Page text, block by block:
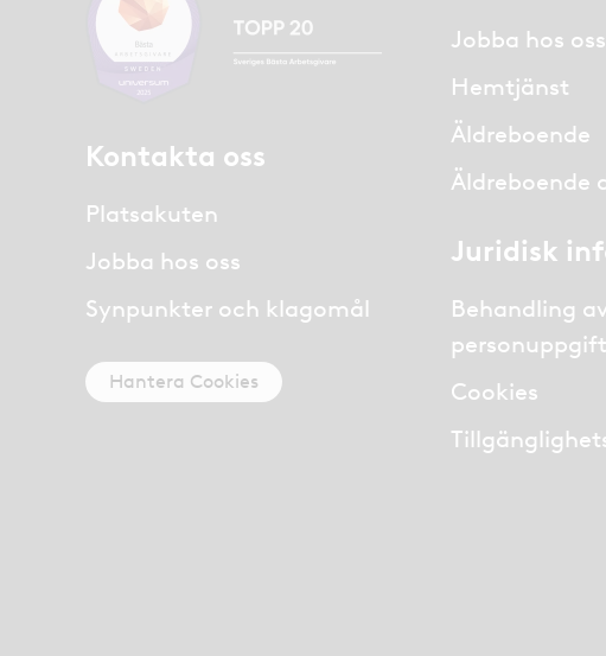
Kontakta oss
Platsakuten
Jobba hos oss
Synpunkter och klagomål
Hantera Cookies
Jobba hos oss
Hemtjänst
Äldreboende
Äldreboende
Juridisk
Behandling av
Cookies